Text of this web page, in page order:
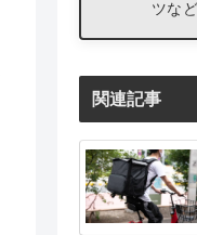
ツなど
関連記事